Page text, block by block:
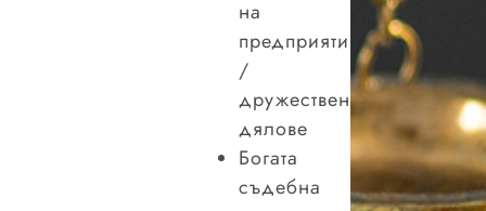
на
предприятия
/
дружествени
дялове
Богата
съдебна